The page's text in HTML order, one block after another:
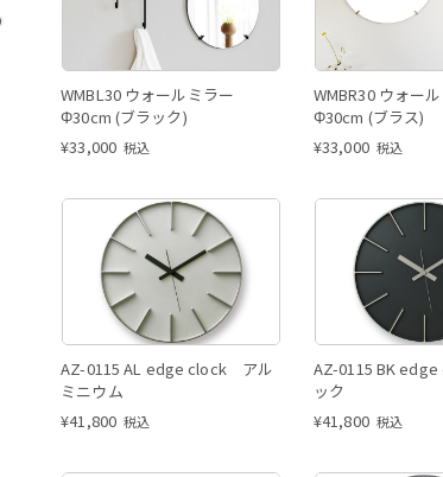
WMBL30 ウォールミラー
Φ30cm (ブラック)
¥33,000 税込
WMBR30 ウォー
Φ30cm (ブラス)
¥33,000 税込
AZ-0115 AL edge clock アル
ミニウム
¥41,800 税込
AZ-0115 BK
ック
¥41,800 税込